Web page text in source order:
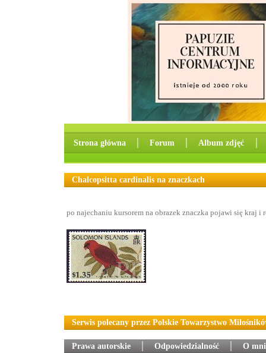
Strona główna Forum Album zdjęć
Chalcopsitta cardinalis na znaczkach
po najechaniu kursorem na obrazek znaczka pojawi się kraj i
Serwis polecany przez Polskie Towarzystwo
Prawa autorskie Odpowiedzialność
O